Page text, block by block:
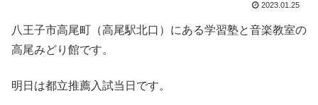
2023.01.25
八王子市高尾町（高尾駅北口）にある学習塾と音楽教室の
高尾みどり館です。
明日は都立推薦入試当日です。